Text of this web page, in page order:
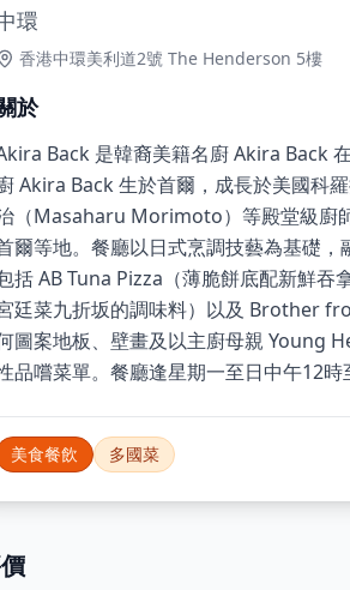
環
香港中環美利道2號 The Henderson 5樓
於
Back 是韓裔美籍名廚 Akira Back
Akira Back 生於首爾，成長於美國科
（Masaharu Morimoto）等殿堂級廚
爾等地。餐廳以日式烹調技藝為基礎
括 AB Tuna Pizza（薄脆餅底配新鮮
廷菜九折坂的調味料）以及 Brother
圖案地板、壁畫及以主廚母親 Young
品嚐菜單。餐廳逢星期一至日中午12
美食餐飲 多國菜